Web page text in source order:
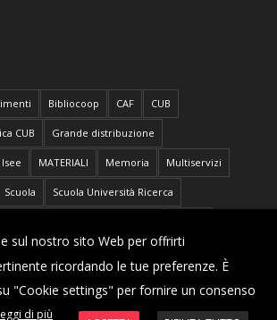
Bibliocoop CAF CUB
CUB Grande distribuzione
Isee MATERIALI Memoria Multiservizi
Scuola Scuola Università Ricerca
sul nostro sito Web per offrirti
ricordando le tue preferenze. È
"Cookie settings" per fornire un consenso
di più